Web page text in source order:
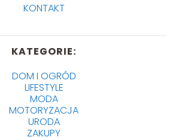
KONTAKT
KATEGORIE:
DOM I OGRÓD
LIFESTYLE
MODA
MOTORYZACJA
URODA
ZAKUPY